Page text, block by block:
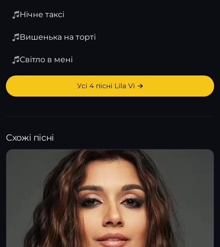
Нічне таксі
Вишенька на торті
Світло в мені
Усі 4 пісні Lila Vi →
Схожі пісні